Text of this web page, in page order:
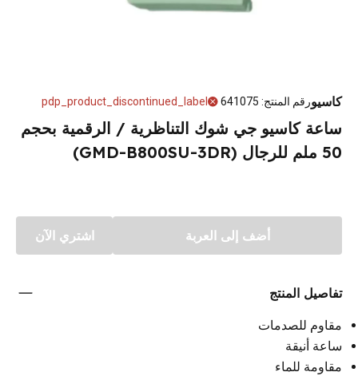
كاسيورقم المنتج:
641075
pdp_product_discontinued_label
ساعة كاسيو جي شوك التناظرية / الرقمية بحجم
50 ملم للرجال (GMD-B800SU-3DR)
أضف إلى العربة اشتري الآن
تفاصيل المنتج
مقاوم للصدمات
ساعة أنيقة
مقاومة للماء